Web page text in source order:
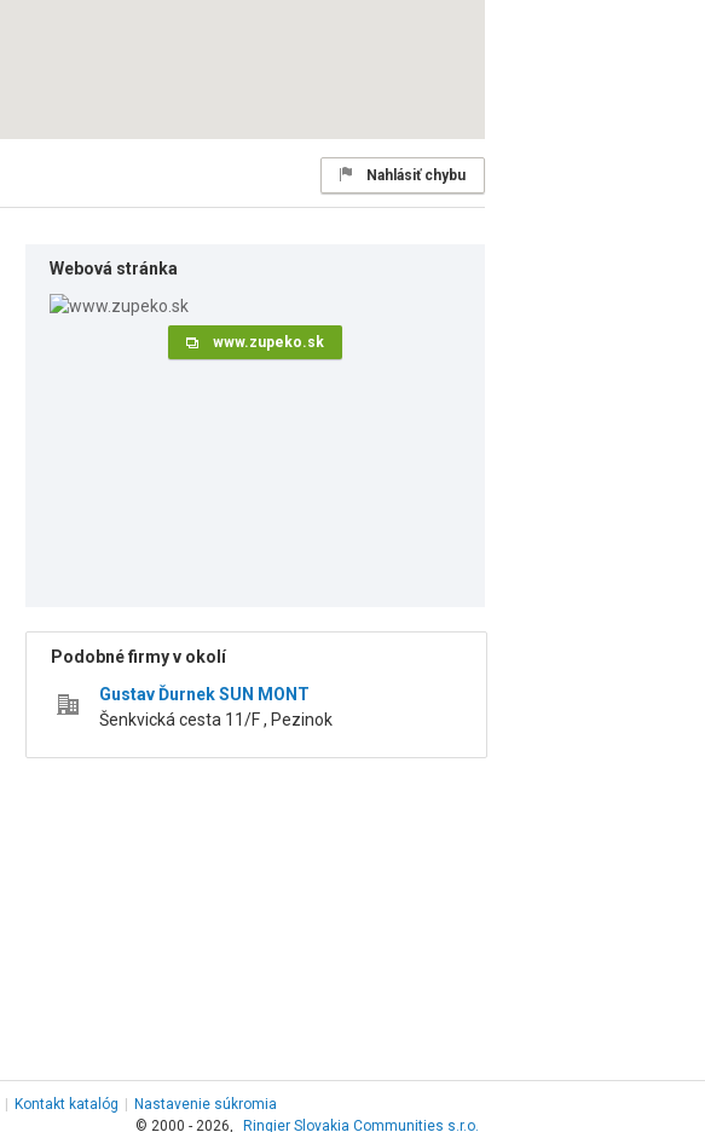
Nahlásiť chybu
Webová stránka
www.zupeko.sk
Podobné firmy v okolí
Gustav Ďurnek SUN MONT
Šenkvická cesta 11/F , Pezinok
Kontakt katalóg
Nastavenie súkromia
© 2000 - 2026,
Ringier Slovakia Communities s.r.o.